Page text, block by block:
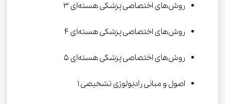
روش‌های اختصاصی پزشکی هسته‌ای ۳
روش‌های اختصاصی پزشکی هسته‌ای ۴
روش‌های اختصاصی پزشکی هسته‌ای ۵
اصول و مبانی رادیولوژی تشخیصی ۱